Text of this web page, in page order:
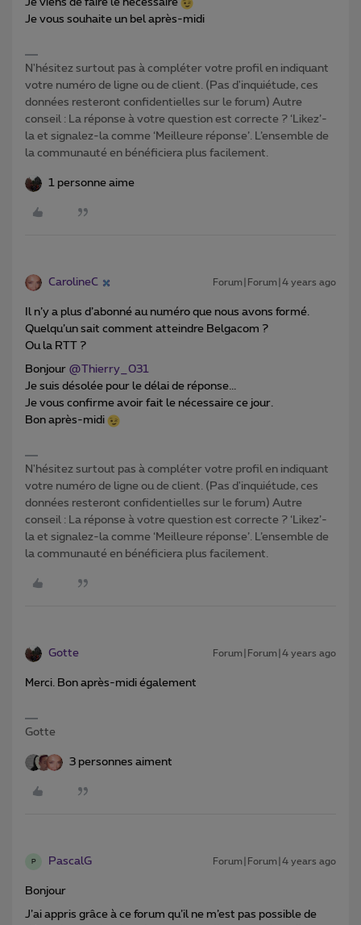
Je viens de faire le nécessaire
Je vous souhaite un bel après-midi
N'hésitez surtout pas à compléter votre profil en indiquant
votre numéro de ligne ou de client. (Pas d'inquiétude, ces
données resteront confidentielles sur le forum) Autre
conseil : La réponse à votre question est correcte ? ‘Likez’-
la et signalez-la comme ‘Meilleure réponse’. L’ensemble de
la communauté en bénéficiera plus facilement.
1 personne aime
CarolineC Forum|Forum|4 years ago
Il n’y a plus d’abonné au numéro que nous avons formé.
Quelqu’un sait comment atteindre Belgacom ?
Ou la RTT ?
Bonjour @Thierry_031
Je suis désolée pour le délai de réponse...
Je vous confirme avoir fait le nécessaire ce jour.
Bon après-midi
N'hésitez surtout pas à compléter votre profil en indiquant
votre numéro de ligne ou de client. (Pas d'inquiétude, ces
données resteront confidentielles sur le forum) Autre
conseil : La réponse à votre question est correcte ? ‘Likez’-
la et signalez-la comme ‘Meilleure réponse’. L’ensemble de
la communauté en bénéficiera plus facilement.
Gotte Forum|Forum|4 years ago
Merci. Bon après-midi également
Gotte
3 personnes aiment
P PascalG Forum|Forum|4 years ago
Bonjour
J’ai appris grâce à ce forum qu’il ne m’est pas possible de